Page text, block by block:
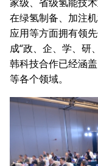
在绿氢制备、加注
应用等方面拥有领
成“政、企、学、研
韩科技合作已经涵
等各个领域。